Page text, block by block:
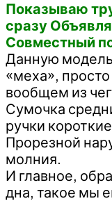
Показываю
сразу
Совместный
Данную
«меха»,
вообщем из
Сумочка
ручки
Прорезной
молния.
И главное,
дна, такое мы